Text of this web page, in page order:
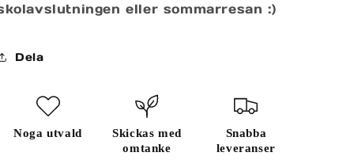
eller sommarresan :)
Dela
Noga utvald
Skickas med
omtanke
Snabba
leveranser